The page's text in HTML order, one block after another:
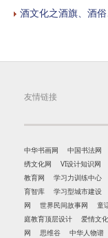
酒文化之酒旗、酒
友情链接
中华书画网 中国书法网
绣文化网
VI设计知识网
教育网
学习力训练中心
育智库
学习型城市建设
网
世界民间故事网 童
庭教育顶层设计
爱情文
网
思维谷 中华人物谱